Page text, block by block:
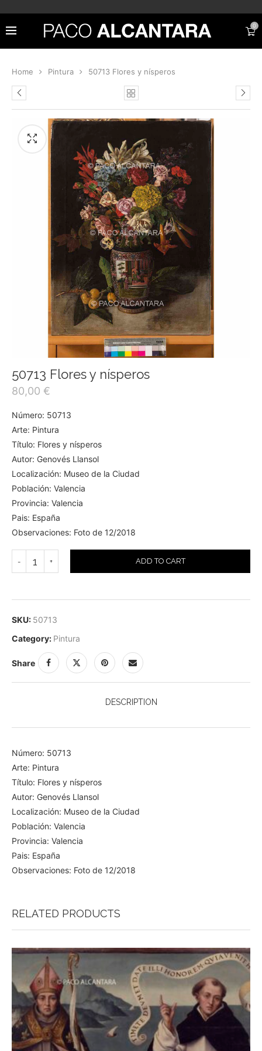
0
Home Pintura 50713 Flores y nísperos
50713 Flores y nísperos
80,00 €
Número: 50713
Arte: Pintura
Título: Flores y nísperos
Autor: Genovés Llansol
Localización: Museo de la Ciudad
Población: Valencia
Provincia: Valencia
Pais: España
Observaciones: Foto de 12/2018
ADD TO CART
SKU: 50713
Category: Pintura
Share
DESCRIPTION
Número: 50713
Arte: Pintura
Título: Flores y nísperos
Autor: Genovés Llansol
Localización: Museo de la Ciudad
Población: Valencia
Provincia: Valencia
Pais: España
Observaciones: Foto de 12/2018
RELATED PRODUCTS